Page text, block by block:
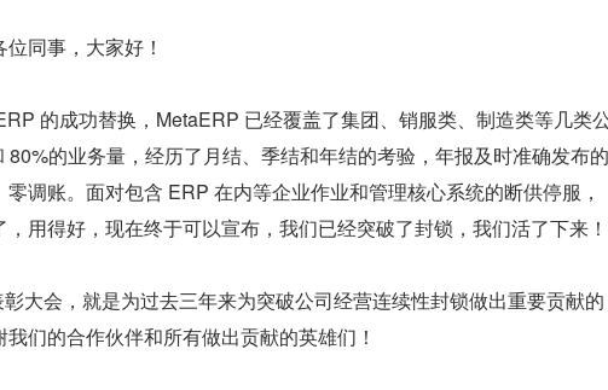
同事，大家好！
的成功替换，MetaERP 已经覆盖了集团、销服类、制造类等几类
的业务量，经历了月结、季结和年结的考验，年报及时准确发布的
调账。面对包含 ERP 在内等企业作业和管理核心系统的断供停服，
用得好，现在终于可以宣布，我们已经突破了封锁，我们活了下来！
大会，就是为过去三年来为突破公司经营连续性封锁做出重要贡献的
们的合作伙伴和所有做出贡献的英雄们！